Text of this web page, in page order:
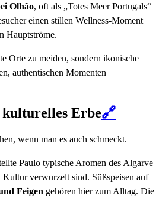
Olhão, oft als „Totes Meer Portugals“
einen stillen Wellness-Moment
Hauptströme.
Orte zu meiden, sondern ikonische
authentischen Momenten
Erbe🔗
wenn man es auch schmeckt.
Paulo typische Aromen des Algarve
verwurzelt sind. Süßspeisen auf
Feigen gehören hier zum Alltag. Die